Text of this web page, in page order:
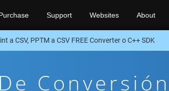
Support Websites About
a CSV, PPTM a CSV FREE Converter o C++ SDK
Conversión